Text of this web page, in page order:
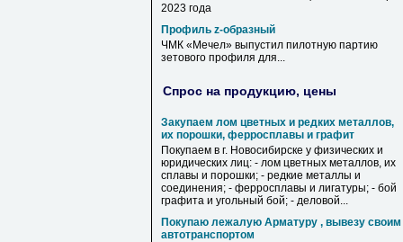
2023 года
Профиль z-образный
ЧМК «Мечел» выпустил пилотную партию
зетового профиля для...
Спрос на продукцию, цены
Закупаем лом цветных и редких металлов,
их порошки, ферросплавы и графит
Покупаем в г. Новосибирске у физических и
юридических лиц: - лом цветных металлов, их
сплавы и порошки; - редкие металлы и
соединения; - ферросплавы и лигатуры; - бой
графита и угольный бой; - деловой...
Покупаю лежалую Арматуру , вывезу своим
автотранспортом